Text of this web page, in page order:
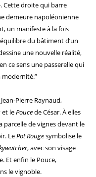
Cette droite qui barre
demeure napoléonienne
un manifeste à la fois
du bâtiment d’un
une nouvelle réalité,
ce sens une passerelle qui
modernité.”
Pierre Raynaud,
et lePoucede César. À elles
parcelle de vignes devant le
LePot Rougesymbolise le
, avec son visage
Et enfin le Pouce,
le vignoble.